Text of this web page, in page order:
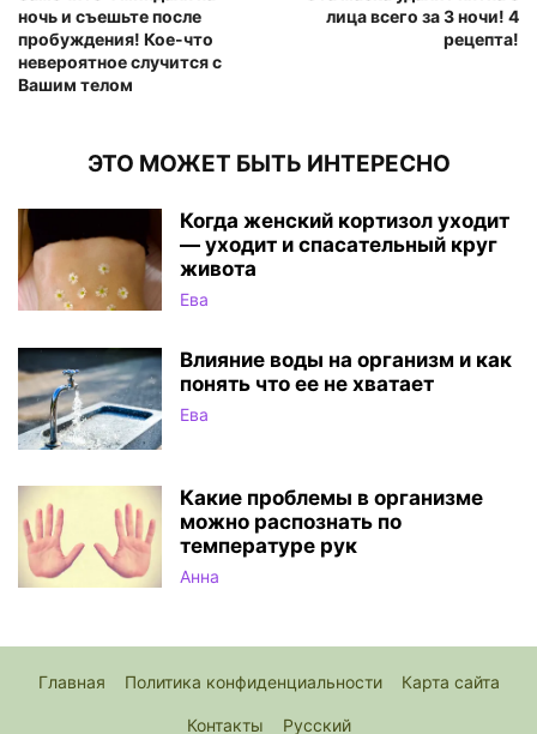
ночь и съешьте после
пробуждения! Кое-что
невероятное случится с
Вашим телом
лица всего за 3 ночи! 4
рецепта!
ЭТО МОЖЕТ БЫТЬ ИНТЕРЕСНО
Когда женский кортизол уходит
— уходит и спасательный круг
живота
Ева
Влияние воды на организм и как
понять что ее не хватает
Ева
Какие проблемы в организме
можно распознать по
температуре рук
Анна
Главная Политика конфиденциальности Карта сайта
Контакты Русский